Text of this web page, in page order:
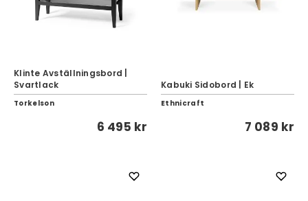
Klinte Avställningsbord |
Svartlack
Torkelson
6 495 kr
Kabuki Sidobord | Ek
Ethnicraft
7 089 kr